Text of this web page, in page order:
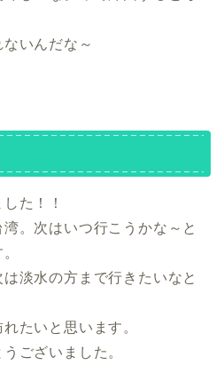
いんだな～
た！！
。次はいつ行こうかな～と
淡水の方まで行きたいなと
たいと思います。
ございました。